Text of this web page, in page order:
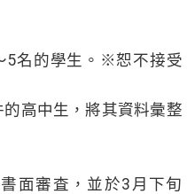
5名的學生。※恕不接受
高中生，將其資料彙整
面審査，並於3月下旬